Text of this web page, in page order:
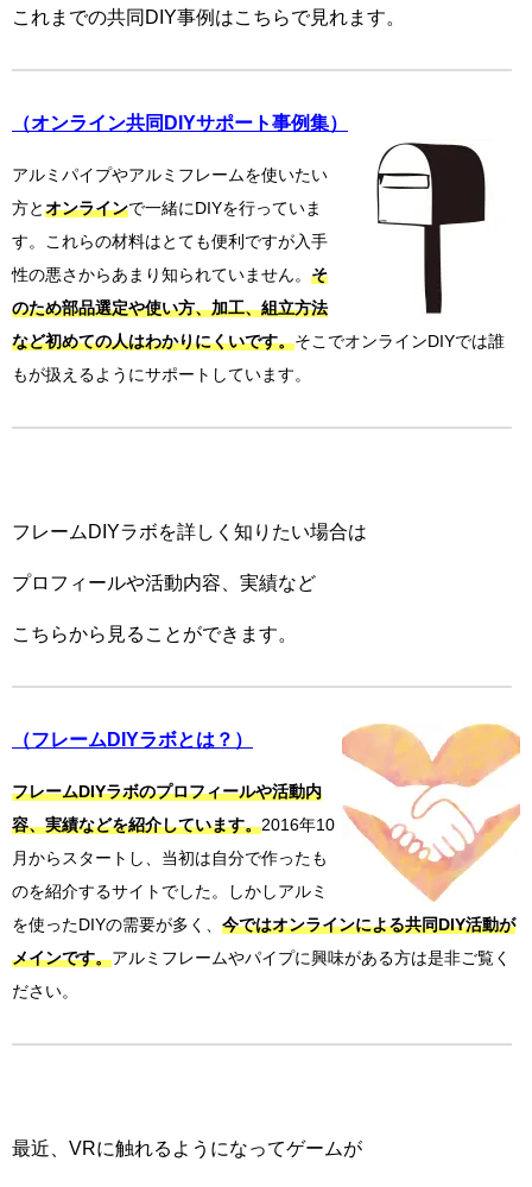
これまでの共同DIY事例はこちらで見れます。
（オンライン共同 DIYサポート事例集）
アルミパイプやアルミフレームを使いたい
方とオンラインで一緒にDIYを行っていま
す。これらの材料はとても便利ですが入手
性の悪さからあまり知られていません。 そ
のため部品選定や使い方、加工、組立方法
など初めての人はわかりにくいです。そこでオンラインDIYでは誰
もが扱えるようにサポートしています。
フレームDIYラボを詳しく知りたい場合は
プロフィールや活動内容、実績など
こちらから見ることができます。
（フレームDIYラボとは？）
フレームDIYラボのプロフィールや活動内
容、実績などを紹介しています。2016年10
月からスタートし、当初は自分で作ったも
のを紹介するサイトでした。しかしアルミ
を使ったDIYの需要が多く、 今ではオンラインによる共同DIY活動が
メインです。アルミフレームやパイプに興味がある方は是非ご覧く
ださい。
最近、VRに触れるようになってゲームが